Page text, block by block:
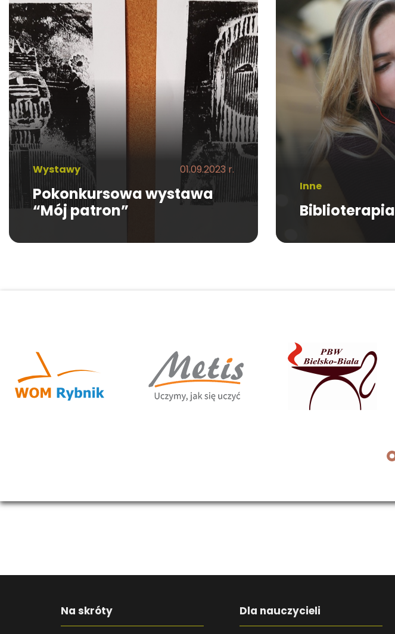
Wystawy 01.09.2023 r.
Pokonkursowa wystawa
“Mój patron”
Inne
Biblioterapia
Na skróty Dla nauczycieli